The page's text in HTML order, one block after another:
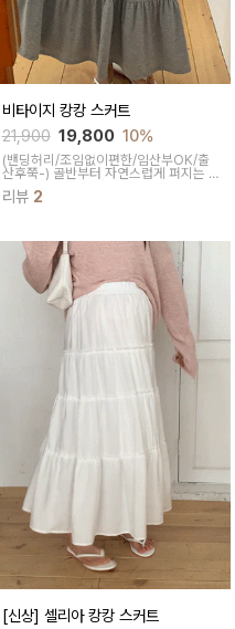
비타이지 캉캉 스커트
21,900 19,800 10%
(밴딩허리/조임없이편한/임산부OK/출
산후쭉-) 골반부터 자연스럽게 퍼지는 A
라인으로 하체 군살이나 붓기를 완벽하
게 커버해주고 한여름에도 이지하게 착
리뷰 2
[신상] 셀리아 캉캉 스커트